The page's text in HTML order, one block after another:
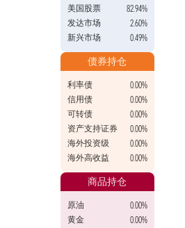
美国股票
82.94%
发达市场
2.60%
新兴市场
0.49%
债券持仓
利率债
0.00%
信用债
0.00%
可转债
0.00%
资产支持证券
0.00%
海外投资级
0.00%
海外高收益
0.00%
商品持仓
原油
0.00%
黄金
0.00%